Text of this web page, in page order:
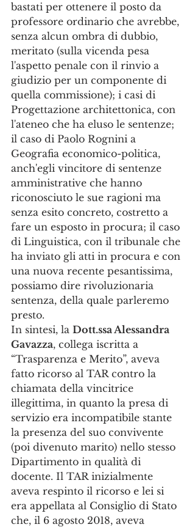
bastati per ottenere il posto da
professore ordinario che avrebbe,
senza alcun ombra di dubbio,
meritato (sulla vicenda pesa
l'aspetto penale con il rinvio a
giudizio per un componente di
quella commissione); i casi di
Progettazione architettonica, con
l'ateneo che ha eluso le sentenze;
il caso di Paolo Rognini a
Geografia economico-politica,
anch'egli vincitore di sentenze
amministrative che hanno
riconosciuto le sue ragioni ma
senza esito concreto, costretto a
fare un esposto in procura; il caso
di Linguistica, con il tribunale che
ha inviato gli atti in procura e con
una nuova recente pesantissima,
possiamo dire rivoluzionaria
sentenza, della quale parleremo
presto.
In sintesi, la Dott.ssa Alessandra
Gavazza, collega iscritta a
“Trasparenza e Merito”, aveva
fatto ricorso al TAR contro la
chiamata della vincitrice
illegittima, in quanto la presa di
servizio era incompatibile stante
la presenza del suo convivente
(poi divenuto marito) nello stesso
Dipartimento in qualità di
docente. Il TAR inizialmente
aveva respinto il ricorso e lei si
era appellata al Consiglio di Stato
che, il 6 agosto 2018, aveva